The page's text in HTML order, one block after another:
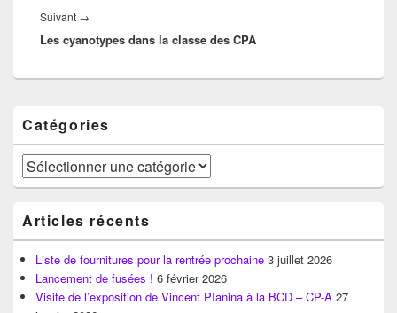
Suivant →
suivant :
Les cyanotypes dans la classe des CPA
principale
de
widget
pour
la
latérale
Catégories
Catégories
Articles récents
Liste de fournitures pour la rentrée prochaine 3 juillet 2026
Lancement de fusées ! 6 février 2026
Visite de l’exposition de Vincent PIanina à la BCD – CP-A 27